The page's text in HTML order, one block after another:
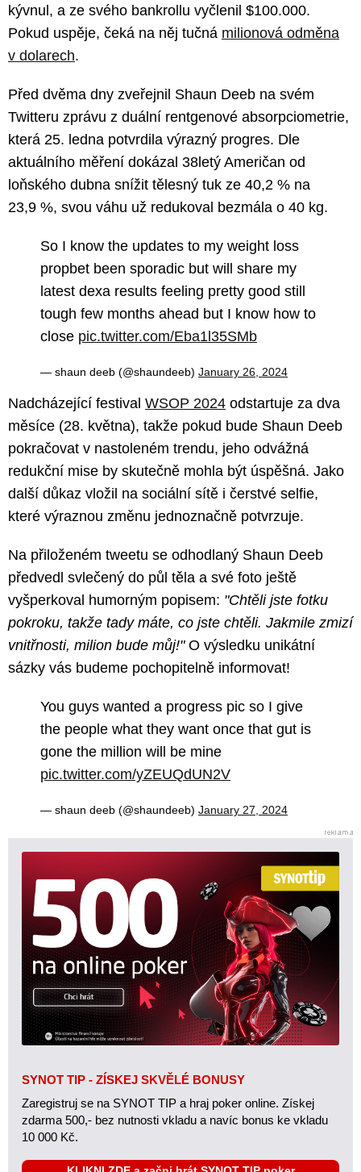
kývnul, a ze svého bankrollu vyčlenil $100.000.
Pokud uspěje, čeká na něj tučná milionová odměna
v dolarech.
Před dvěma dny zveřejnil Shaun Deeb na svém
Twitteru zprávu z duální rentgenové absorpciometrie,
která 25. ledna potvrdila výrazný progres. Dle
aktuálního měření dokázal 38letý Američan od
loňského dubna snížit tělesný tuk ze 40,2 % na
23,9 %, svou váhu už redukoval bezmála o 40 kg.
So I know the updates to my weight loss
propbet been sporadic but will share my
latest dexa results feeling pretty good still
tough few months ahead but I know how to
close pic.twitter.com/Eba1l35SMb
— shaun deeb (@shaundeeb) January 26, 2024
Nadcházející festival WSOP 2024 odstartuje za dva
měsíce (28. května), takže pokud bude Shaun Deeb
pokračovat v nastoleném trendu, jeho odvážná
redukční mise by skutečně mohla být úspěšná. Jako
další důkaz vložil na sociální sítě i čerstvé selfie,
které výraznou změnu jednoznačně potvrzuje.
Na přiloženém tweetu se odhodlaný Shaun Deeb
předvedl svlečený do půl těla a své foto ještě
vyšperkoval humorným popisem: "Chtěli jste fotku
pokroku, takže tady máte, co jste chtěli. Jakmile zmizí
vnitřnosti, milion bude můj!"O výsledku unikátní
sázky vás budeme pochopitelně informovat!
You guys wanted a progress pic so I give
the people what they want once that gut is
gone the million will be mine
pic.twitter.com/yZEUQdUN2V
— shaun deeb (@shaundeeb) January 27, 2024
SYNOT TIP - ZÍSKEJ SKVĚLÉ BONUSY
Zaregistruj se na SYNOT TIP a hraj poker online. Získej
zdarma 500,- bez nutnosti vkladu a navíc bonus ke vkladu
10 000 Kč.